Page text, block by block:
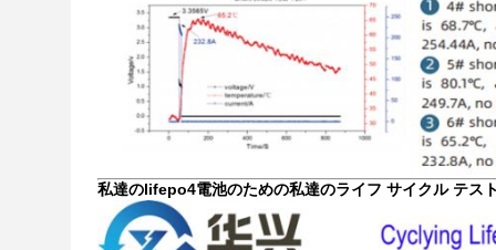
私達のlifepo4電池のための私達のライフ サイクル テス